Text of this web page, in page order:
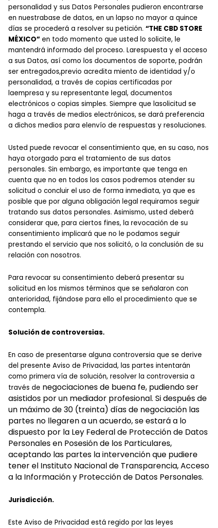
personalidad y sus Datos Personales pudieron encontrarse
en nuestrabase de datos, en un lapso no mayor a quince
días se procederá a resolver su petición.“THE CBD STORE
MÉXICO” en todo momento que usted lo solicite, le
mantendrá informado del proceso. Larespuesta y el acceso
a sus Datos, así como los documentos de soporte, podrán
ser entregados,previo acredita miento de identidad y/o
personalidad, a través de copias certificadas por
laempresa y su representante legal, documentos
electrónicos o copias simples. Siempre que lasolicitud se
haga a través de medios electrónicos, se dará preferencia
a dichos medios para elenvío de respuestas y resoluciones.
Usted puede revocar el consentimiento que, en su caso, nos
haya otorgado para el tratamiento de sus datos
personales. Sin embargo, es importante que tenga en
cuenta que no en todos los casos podremos atender su
solicitud o concluir el uso de forma inmediata, ya que es
posible que por alguna obligación legal requiramos seguir
tratando sus datos personales. Asimismo, usted deberá
considerar que, para ciertos fines, la revocación de su
consentimiento implicará que no le podamos seguir
prestando el servicio que nos solicitó, o la conclusión de su
relación con nosotros.
Para revocar su consentimiento deberá presentar su
solicitud en los mismos términos que se señalaron con
anterioridad, fijándose para ello el procedimiento que se
contempla.
Solución de controversias.
En caso de presentarse alguna controversia que se derive
del presente Aviso de Privacidad, las partes intentarán
como primera vía de solución, resolver la controversia a
través de negociaciones de buena fe, pudiendo ser
asistidos por un mediador profesional. Si después de
un máximo de 30 (treinta) días de negociación las
partes no llegaren a un acuerdo, se estará a lo
dispuesto por la Ley Federal de Protección de Datos
Personales en Posesión de los Particulares,
aceptando las partes la intervención que pudiere
tener el Instituto Nacional de Transparencia, Acceso
a la Información y Protección de Datos Personales.
Jurisdicción.
Este Aviso de Privacidad está regido por las leyes